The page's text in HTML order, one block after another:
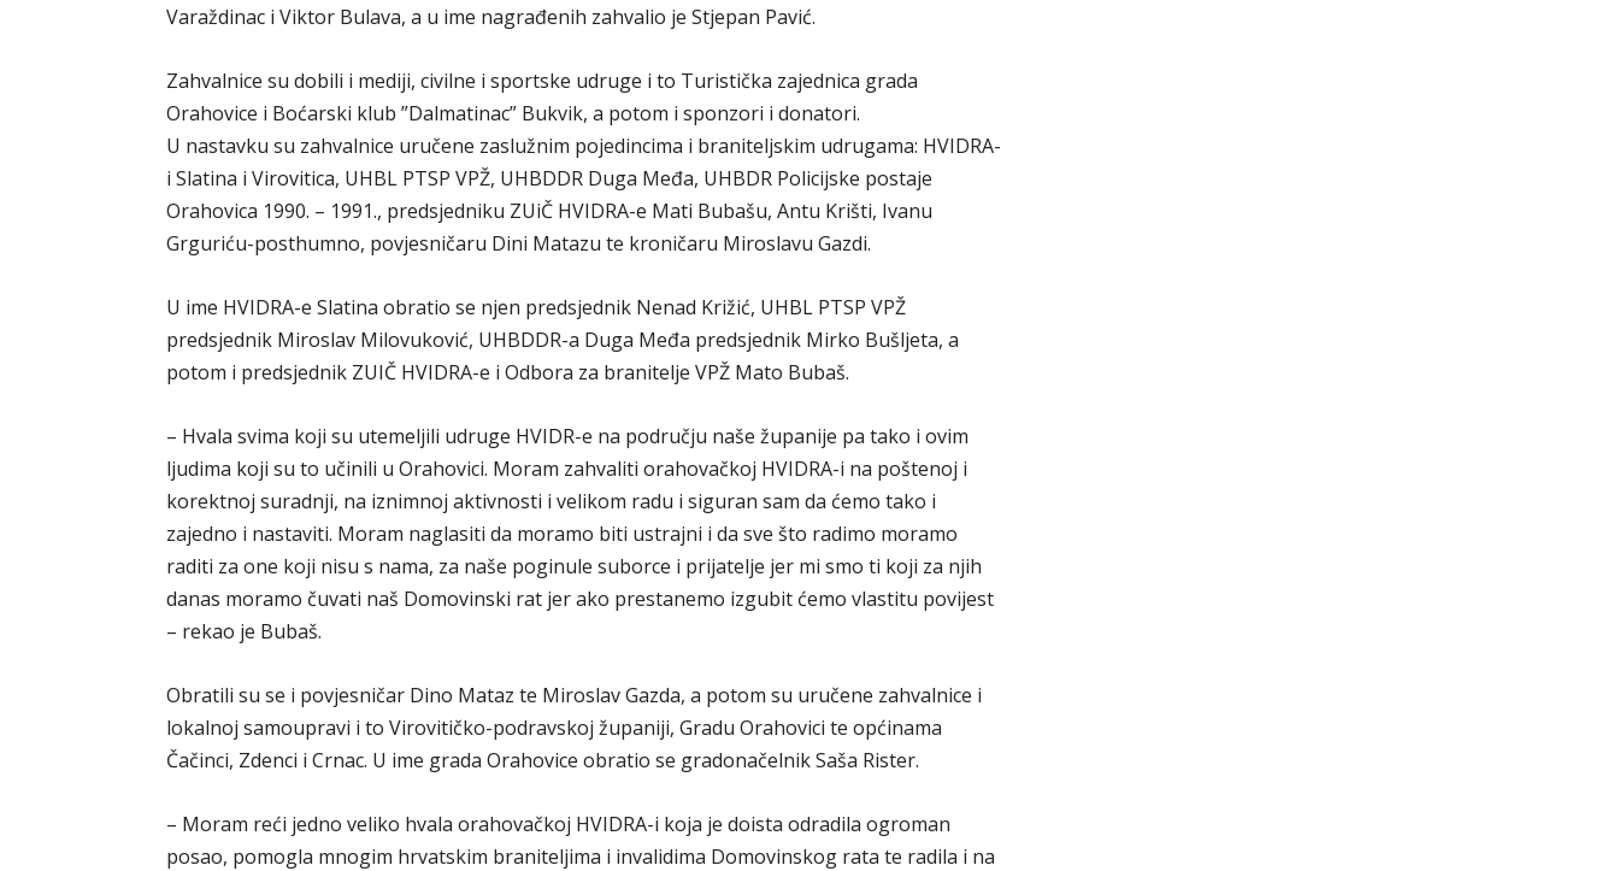
Varaždinac i Viktor Bulava, a u ime nagrađenih zahvalio je Stjepan Pavić.
Zahvalnice su dobili i mediji, civilne i sportske udruge i to Turistička zajednica grada
Orahovice i Boćarski klub ”Dalmatinac” Bukvik, a potom i sponzori i donatori.
U nastavku su zahvalnice uručene zaslužnim pojedincima i braniteljskim udrugama: HVIDRA-
i Slatina i Virovitica, UHBL PTSP VPŽ, UHBDDR Duga Međa, UHBDR Policijske postaje
Orahovica 1990. – 1991., predsjedniku ZUiČ HVIDRA-e Mati Bubašu, Antu Krišti, Ivanu
Grguriću-posthumno, povjesničaru Dini Matazu te kroničaru Miroslavu Gazdi.
U ime HVIDRA-e Slatina obratio se njen predsjednik Nenad Križić, UHBL PTSP VPŽ
predsjednik Miroslav Milovuković, UHBDDR-a Duga Međa predsjednik Mirko Bušljeta, a
potom i predsjednik ZUIČ HVIDRA-e i Odbora za branitelje VPŽ Mato Bubaš.
– Hvala svima koji su utemeljili udruge HVIDR-e na području naše županije pa tako i ovim
ljudima koji su to učinili u Orahovici. Moram zahvaliti orahovačkoj HVIDRA-i na poštenoj i
korektnoj suradnji, na iznimnoj aktivnosti i velikom radu i siguran sam da ćemo tako i
zajedno i nastaviti. Moram naglasiti da moramo biti ustrajni i da sve što radimo moramo
raditi za one koji nisu s nama, za naše poginule suborce i prijatelje jer mi smo ti koji za njih
danas moramo čuvati naš Domovinski rat jer ako prestanemo izgubit ćemo vlastitu povijest
– rekao je Bubaš.
Obratili su se i povjesničar Dino Mataz te Miroslav Gazda, a potom su uručene zahvalnice i
lokalnoj samoupravi i to Virovitičko-podravskoj županiji, Gradu Orahovici te općinama
Čačinci, Zdenci i Crnac. U ime grada Orahovice obratio se gradonačelnik Saša Rister.
– Moram reći jedno veliko hvala orahovačkoj HVIDRA-i koja je doista odradila ogroman
posao, pomogla mnogim hrvatskim braniteljima i invalidima Domovinskog rata te radila i na